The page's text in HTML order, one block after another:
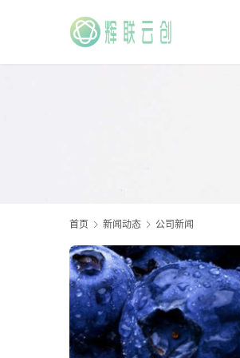
首页 新闻动态 公司新闻